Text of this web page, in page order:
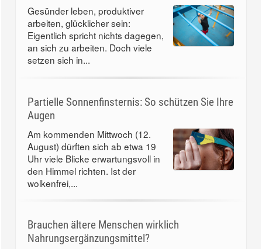
Gesünder leben, produktiver
arbeiten, glücklicher sein:
Eigentlich spricht nichts dagegen,
an sich zu arbeiten. Doch viele
setzen sich in...
Partielle Sonnenfinsternis: So schützen Sie Ihre
Augen
Am kommenden Mittwoch (12.
August) dürften sich ab etwa 19
Uhr viele Blicke erwartungsvoll in
den Himmel richten. Ist der
wolkenfrei,...
Brauchen ältere Menschen wirklich
Nahrungsergänzungsmittel?